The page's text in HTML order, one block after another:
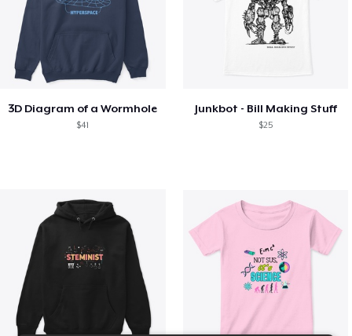
3D Diagram of a Wormhole
$41
Junkbot - Bill Making Stuff
$25